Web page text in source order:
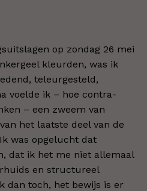
op zondag 26 mei
kleurden, was ik
teleurgesteld,
voelde ik – hoe contra-
– een zweem van
het laatste deel van de
was opgelucht dat
dat ik het me niet allemaal
en structureel
dan toch, het bewijs is er